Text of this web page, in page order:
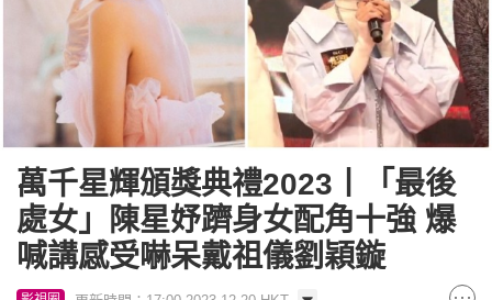
萬千星輝頒獎典禮2023丨「最後
處女」陳星妤躋身女配角十強 爆
喊講感受嚇呆戴祖儀劉穎鏇